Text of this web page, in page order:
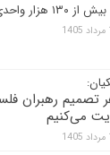
واحدی شاخص کل بورس
تصمیم رهبران
می‌کنیم